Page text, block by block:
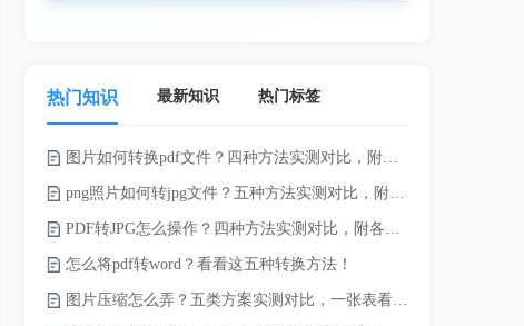
热门知识 最新知识 热门标签
图片如何转换pdf文件？四种方法实测对比，附各场景最优选！
png照片如何转jpg文件？五种方法实测对比，附各场景最优选!！
PDF转JPG怎么操作？四种方法实测对比，附各场景最优选！
怎么将pdf转word？看看这五种转换方法！
图片压缩怎么弄？五类方案实测对比，一张表看懂怎么选！